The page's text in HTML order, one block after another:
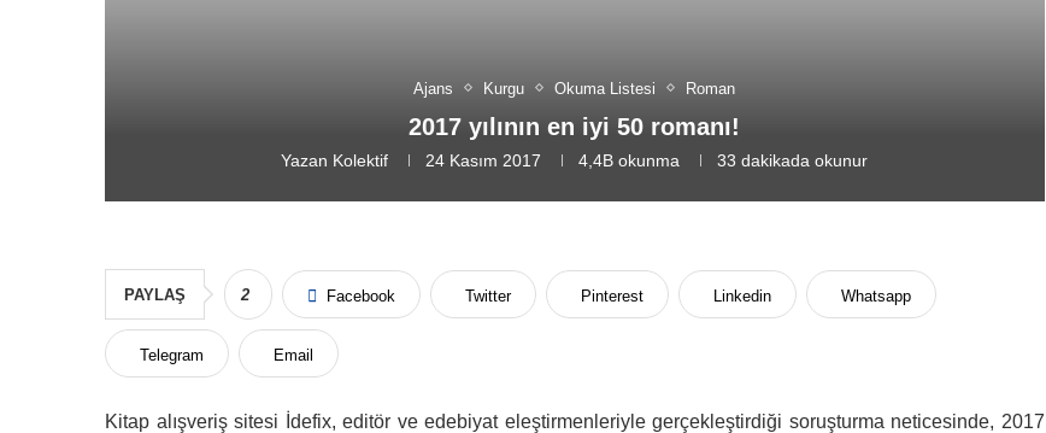
Ajans Kurgu Okuma Listesi Roman
2017 yılının en iyi 50 romanı!
Yazan Kolektif 24 Kasım 2017 4,4B okunma 33 dakikada okunur
PAYLAŞ 2 Facebook Twitter Pinterest Linkedin Whatsapp
Telegram Email
Kitap alışveriş sitesi İdefix, editör ve edebiyat eleştirmenleriyle gerçekleştirdiği soruşturma neticesinde, 2017